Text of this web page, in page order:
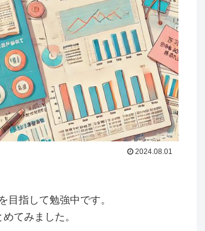
2024.08.01
指して勉強中です。
てみました。